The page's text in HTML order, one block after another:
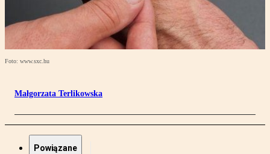
Foto: www.sxc.hu
Małgorzata Terlikowska
Powiązane